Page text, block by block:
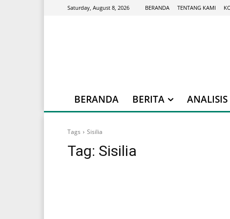
Saturday, August 8, 2026 BERANDA TENTANG KAMI
BERANDA BERITA
Tags Sisilia
Tag: Sisilia